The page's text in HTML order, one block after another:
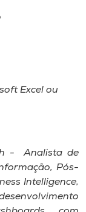
Excel ou
- Analista de
Pós-
Intelligence,